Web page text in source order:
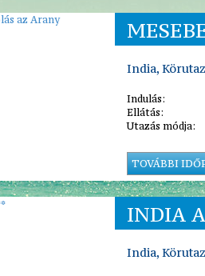
India,
Indulás:
Ellátás:
Utazás módja:
TOVÁBBI
INDIA
India,